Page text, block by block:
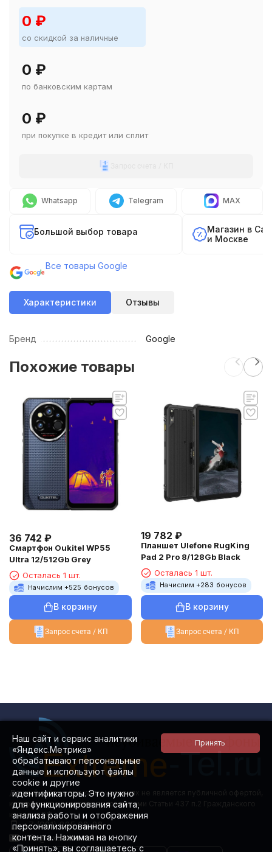
0 ₽
со скидкой за наличные
0 ₽
по банковским картам
0 ₽
при покупке в кредит или сплит
Whatsapp Telegram MAX
Большой выбор товара
Магазин в
и Москве
Все товары Google
Характеристики Отзывы
Бренд Google
Похожие товары
36 742 ₽
Смартфон Oukitel WP55
Ultra 12/512Gb Grey
Осталась 1 шт.
Начислим +525 бонусов
В корзину
Запрос счета / КП
19 782 ₽
Планшет Ulefone RugKing
Pad 2 Pro 8/128Gb Black
Осталась 1 шт.
Начислим +283 бонусов
В корзину
Запрос счета / КП
Данный сайт ни при каких условиях не является публичной офертой,
которая определяется положениями Статьи 437 п.2 Гражданского
кодекса РФ.
+7 (981) 885 08-88
info@extreme-tel.ru
Наш сайт и сервис аналитики
«Яндекс.Метрика»
обрабатывают персональные
данные и используют файлы
cookie и другие
идентификаторы. Это нужно
для функционирования сайта,
анализа работы и отображения
персонализированного
контента. Нажимая на кнопку
«Принять», вы соглашаетесь с